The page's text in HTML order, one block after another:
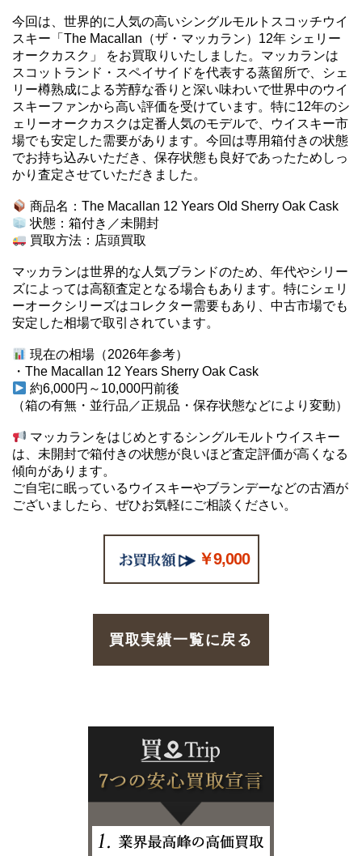
今回は、世界的に人気の高いシングルモルトスコッチウイ
スキー「The Macallan（ザ・マッカラン）12年 シェリー
オークカスク」 をお買取りいたしました。マッカランは
スコットランド・スペイサイドを代表する蒸留所で、シェ
リー樽熟成による芳醇な香りと深い味わいで世界中のウイ
スキーファンから高い評価を受けています。特に12年のシ
ェリーオークカスクは定番人気のモデルで、ウイスキー市
場でも安定した需要があります。今回は専用箱付きの状態
でお持ち込みいただき、保存状態も良好であったためしっ
かり査定させていただきました。
商品名：The Macallan 12 Years Old Sherry Oak Cask
状態：箱付き／未開封
買取方法：店頭買取
マッカランは世界的な人気ブランドのため、年代やシリー
ズによっては高額査定となる場合もあります。特にシェリ
ーオークシリーズはコレクター需要もあり、中古市場でも
安定した相場で取引されています。
現在の相場（2026年参考）
・The Macallan 12 Years Sherry Oak Cask
約6,000円～10,000円前後
（箱の有無・並行品／正規品・保存状態などにより変動）
マッカランをはじめとするシングルモルトウイスキー
は、未開封で箱付きの状態が良いほど査定評価が高くなる
傾向があります。
ご自宅に眠っているウイスキーやブランデーなどの古酒が
ございましたら、ぜひお気軽にご相談ください。
￥9,000
買取実績一覧に戻る